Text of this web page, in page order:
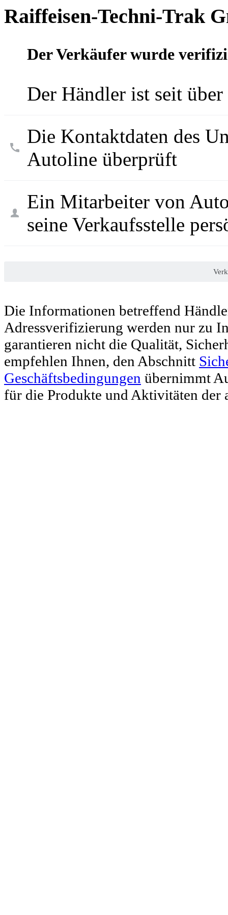
Raiffeisen-Techni-Trak
Der Verkäufer wurde
Der Händler ist seit
Die Kontaktdaten des
Autoline überprüft
Ein Mitarbeiter von
seine Verkaufsstelle
Die Informationen betreffend
Adressverifizierung werden nur zu
garantieren nicht die Qualität,
empfehlen Ihnen, den Abschnitt
Geschäftsbedingungen übernimmt
für die Produkte und Aktivitäten der